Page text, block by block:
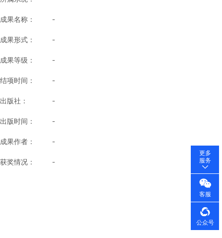
成果名称： -
成果形式： -
成果等级： -
结项时间： -
出版社： -
出版时间： -
成果作者： -
获奖情况： -
更多
服务
客服
公众号